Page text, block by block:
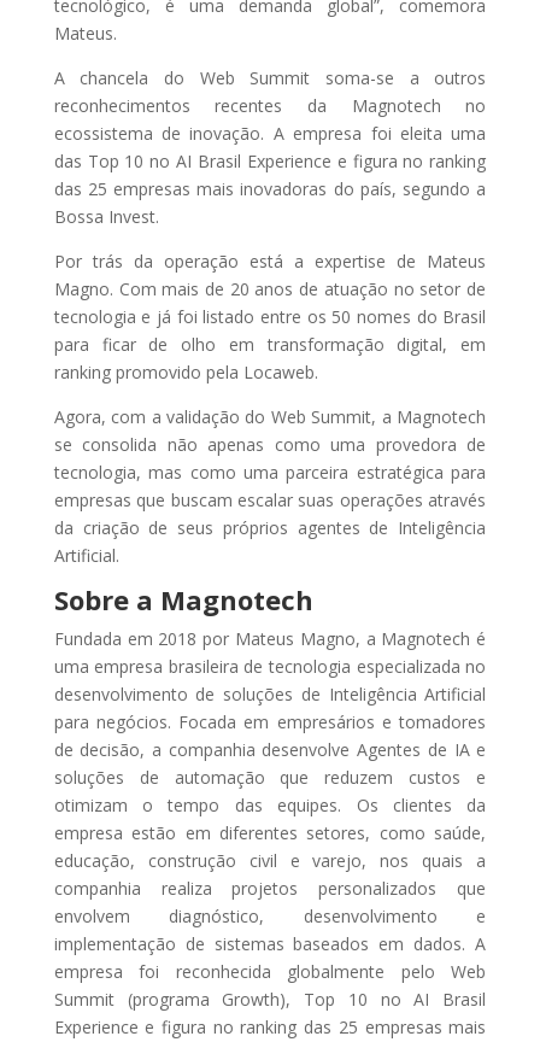
tecnológico, é uma demanda global”, comemora
Mateus.
A chancela do Web Summit soma-se a outros
reconhecimentos recentes da Magnotech no
ecossistema de inovação. A empresa foi eleita uma
das Top 10 no AI Brasil Experience e figura no ranking
das 25 empresas mais inovadoras do país, segundo a
Bossa Invest.
Por trás da operação está a expertise de Mateus
Magno. Com mais de 20 anos de atuação no setor de
tecnologia e já foi listado entre os 50 nomes do Brasil
para ficar de olho em transformação digital, em
ranking promovido pela Locaweb.
Agora, com a validação do Web Summit, a Magnotech
se consolida não apenas como uma provedora de
tecnologia, mas como uma parceira estratégica para
empresas que buscam escalar suas operações através
da criação de seus próprios agentes de Inteligência
Artificial.
Sobre a Magnotech
Fundada em 2018 por Mateus Magno, a Magnotech é
uma empresa brasileira de tecnologia especializada no
desenvolvimento de soluções de Inteligência Artificial
para negócios. Focada em empresários e tomadores
de decisão, a companhia desenvolve Agentes de IA e
soluções de automação que reduzem custos e
otimizam o tempo das equipes. Os clientes da
empresa estão em diferentes setores, como saúde,
educação, construção civil e varejo, nos quais a
companhia realiza projetos personalizados que
envolvem diagnóstico, desenvolvimento e
implementação de sistemas baseados em dados. A
empresa foi reconhecida globalmente pelo Web
Summit (programa Growth), Top 10 no AI Brasil
Experience e figura no ranking das 25 empresas mais